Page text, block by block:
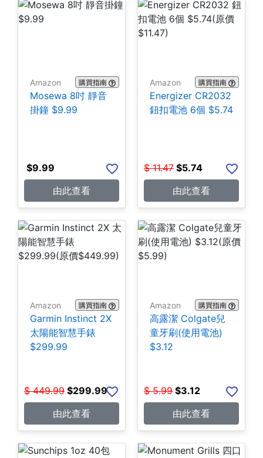
Amazon 購買指南
Mosewa 8吋 靜音
掛鐘 $9.99
$9.99
由此查看
Amazon 購買指南
Energizer CR2032
鈕扣電池 6個 $5.74
$ 11.47 $5.74
由此查看
Amazon 購買指南
Garmin Instinct 2X
太陽能智慧手錶
$299.99
$ 449.99 $299.99
由此查看
Amazon 購買指南
高露潔 Colgate兒
童牙刷(使用電池)
$3.12
$ 5.99 $3.12
由此查看